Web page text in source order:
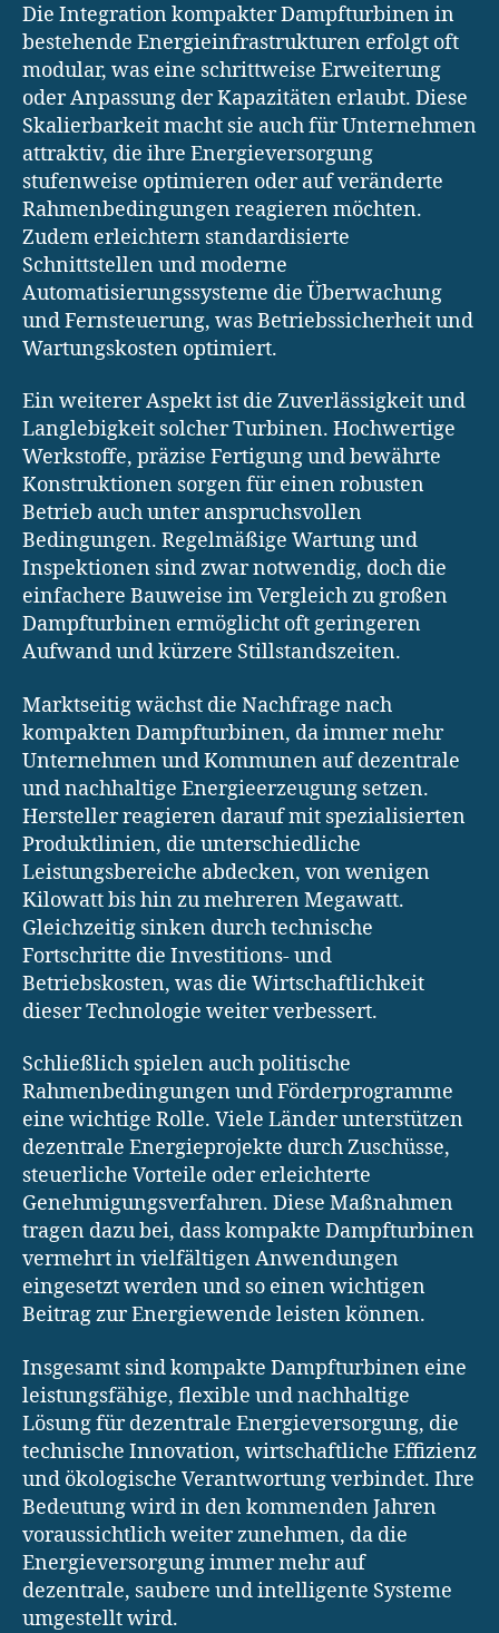
Die Integration kompakter Dampfturbinen in
bestehende Energieinfrastrukturen erfolgt oft
modular, was eine schrittweise Erweiterung
oder Anpassung der Kapazitäten erlaubt. Diese
Skalierbarkeit macht sie auch für Unternehmen
attraktiv, die ihre Energieversorgung
stufenweise optimieren oder auf veränderte
Rahmenbedingungen reagieren möchten.
Zudem erleichtern standardisierte
Schnittstellen und moderne
Automatisierungssysteme die Überwachung
und Fernsteuerung, was Betriebssicherheit und
Wartungskosten optimiert.
Ein weiterer Aspekt ist die Zuverlässigkeit und
Langlebigkeit solcher Turbinen. Hochwertige
Werkstoffe, präzise Fertigung und bewährte
Konstruktionen sorgen für einen robusten
Betrieb auch unter anspruchsvollen
Bedingungen. Regelmäßige Wartung und
Inspektionen sind zwar notwendig, doch die
einfachere Bauweise im Vergleich zu großen
Dampfturbinen ermöglicht oft geringeren
Aufwand und kürzere Stillstandszeiten.
Marktseitig wächst die Nachfrage nach
kompakten Dampfturbinen, da immer mehr
Unternehmen und Kommunen auf dezentrale
und nachhaltige Energieerzeugung setzen.
Hersteller reagieren darauf mit spezialisierten
Produktlinien, die unterschiedliche
Leistungsbereiche abdecken, von wenigen
Kilowatt bis hin zu mehreren Megawatt.
Gleichzeitig sinken durch technische
Fortschritte die Investitions- und
Betriebskosten, was die Wirtschaftlichkeit
dieser Technologie weiter verbessert.
Schließlich spielen auch politische
Rahmenbedingungen und Förderprogramme
eine wichtige Rolle. Viele Länder unterstützen
dezentrale Energieprojekte durch Zuschüsse,
steuerliche Vorteile oder erleichterte
Genehmigungsverfahren. Diese Maßnahmen
tragen dazu bei, dass kompakte Dampfturbinen
vermehrt in vielfältigen Anwendungen
eingesetzt werden und so einen wichtigen
Beitrag zur Energiewende leisten können.
Insgesamt sind kompakte Dampfturbinen eine
leistungsfähige, flexible und nachhaltige
Lösung für dezentrale Energieversorgung, die
technische Innovation, wirtschaftliche Effizienz
und ökologische Verantwortung verbindet. Ihre
Bedeutung wird in den kommenden Jahren
voraussichtlich weiter zunehmen, da die
Energieversorgung immer mehr auf
dezentrale, saubere und intelligente Systeme
umgestellt wird.